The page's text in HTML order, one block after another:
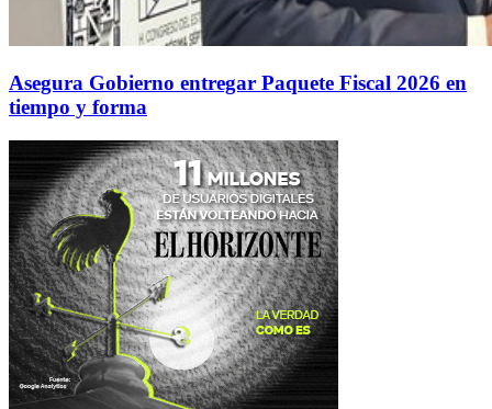
Asegura Gobierno entregar Paquete Fiscal 2026 en
tiempo y forma